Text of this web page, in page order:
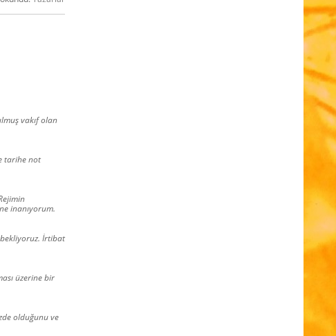
vakıf olan
tarihe not
inanıyorum.
bekliyoruz. İrtibat
üzerine bir
olduğunu ve